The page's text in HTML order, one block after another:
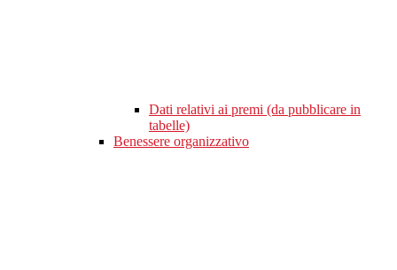
Dati relativi ai premi (da pubblicare in
tabelle)
Benessere organizzativo